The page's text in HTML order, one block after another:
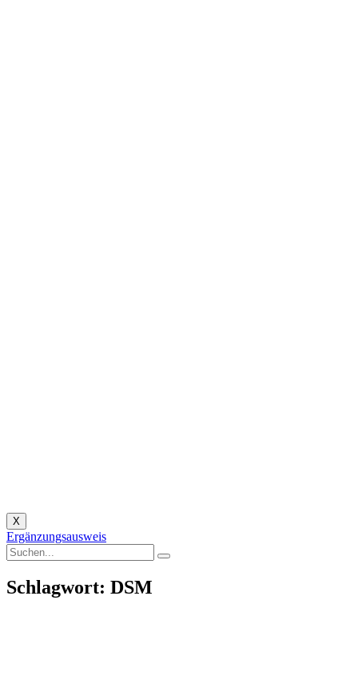
X
Ergänzungsausweis
Schlagwort: DSM